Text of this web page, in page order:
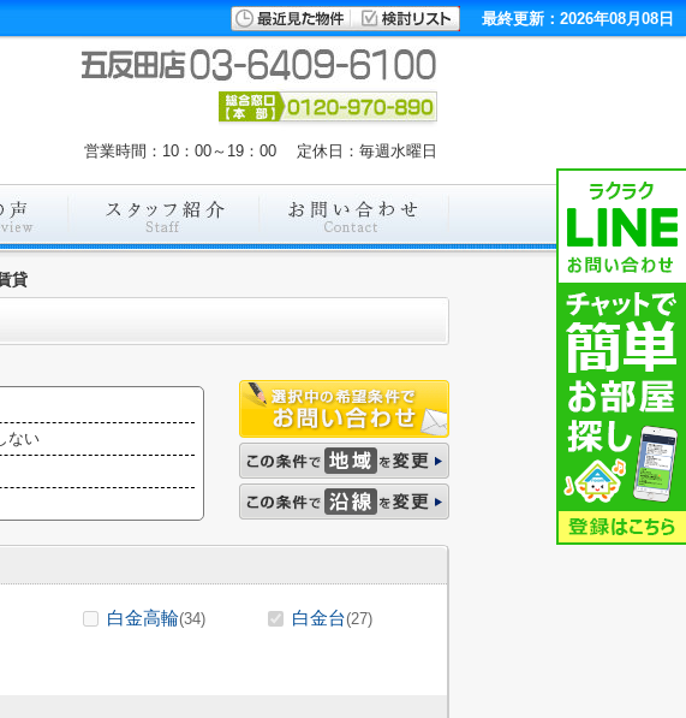
最終更新：2026年08月08日
営業時間：10：00～19：00 定休日：毎週水曜日
貸
ない
白金高輪(34) 白金台(27)